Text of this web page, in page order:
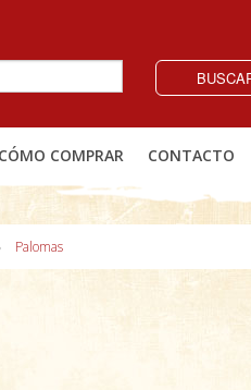
CÓMO COMPRAR CONTACTO
Palomas